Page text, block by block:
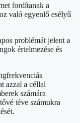
fordítanak a
való egyenlő esélyű
problémát jelent a
értelmezése és
azzal a céllal
számára
téve számukra